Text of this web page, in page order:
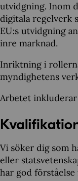
utvidgning. Inom
digitala regelverk
EU:s utvidgning
inre marknad.
Inriktning i
myndighetens
Arbetet
Vi söker dig som
eller
har god